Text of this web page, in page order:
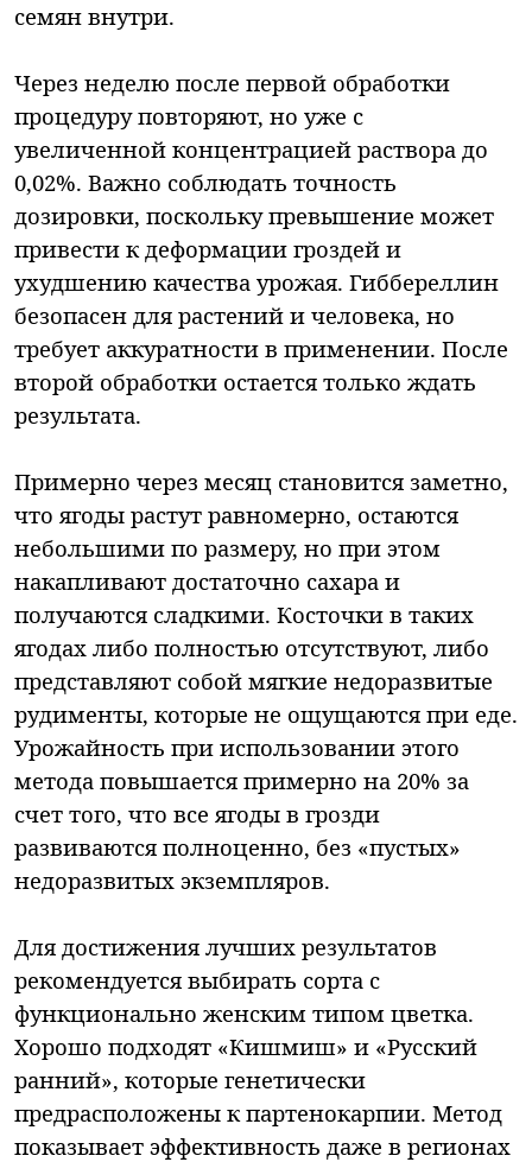
семян внутри.
Через неделю после первой обработки
процедуру повторяют, но уже с
увеличенной концентрацией раствора до
0,02%. Важно соблюдать точность
дозировки, поскольку превышение может
привести к деформации гроздей и
ухудшению качества урожая. Гиббереллин
безопасен для растений и человека, но
требует аккуратности в применении. После
второй обработки остается только ждать
результата.
Примерно через месяц становится заметно,
что ягоды растут равномерно, остаются
небольшими по размеру, но при этом
накапливают достаточно сахара и
получаются сладкими. Косточки в таких
ягодах либо полностью отсутствуют, либо
представляют собой мягкие недоразвитые
рудименты, которые не ощущаются при еде.
Урожайность при использовании этого
метода повышается примерно на 20% за
счет того, что все ягоды в грозди
развиваются полноценно, без «пустых»
недоразвитых экземпляров.
Для достижения лучших результатов
рекомендуется выбирать сорта с
функционально женским типом цветка.
Хорошо подходят «Кишмиш» и «Русский
ранний», которые генетически
предрасположены к партенокарпии. Метод
показывает эффективность даже в регионах